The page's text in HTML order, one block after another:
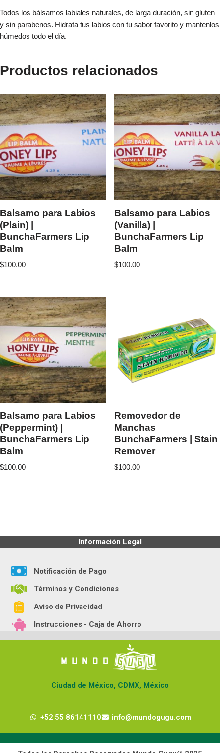
Todos los bálsamos labiales naturales, de larga duración, sin gluten
y sin parabenos. Hidrata tus labios con tu sabor favorito y mantenlos
húmedos todo el día.
Productos relacionados
Balsamo para Labios
(Plain) |
BunchaFarmers Lip
Balm
$100.00
Balsamo para Labios
(Vanilla) |
BunchaFarmers Lip
Balm
$100.00
Balsamo para Labios
(Peppermint) |
BunchaFarmers Lip
Balm
$100.00
Removedor de
Manchas
BunchaFarmers | Stain
Remover
$100.00
Información Legal
Notificación de Pago
Términos y Condiciones
Aviso de Privacidad
Instrucciones - Caja de Ahorro
Ciudad de México, CDMX, México
+52 55 86141110 info@mundogugu.com